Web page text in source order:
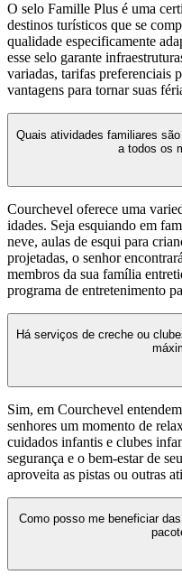
O selo Famille Plus é uma
destinos turísticos que se
qualidade especificamente
esse selo garante
variadas, tarifas preferenciais
vantagens para tornar suas
Quais atividades familiares
a todos os
Courchevel oferece uma
idades. Seja esquiando em
neve, aulas de esqui para
projetadas, o senhor
membros da sua família
programa de entretenimento
Há serviços de creche ou
Sim, em Courchevel
senhores um momento de
cuidados infantis e clubes
segurança e o bem-estar de
aproveita as pistas ou outras
Como posso me beneficiar